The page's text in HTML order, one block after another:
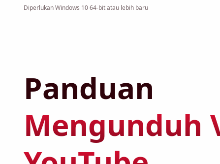
Diperlukan Windows 10 64-bit atau lebih baru
Panduan
Video